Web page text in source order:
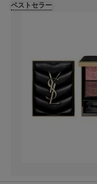
ベストセラー
選